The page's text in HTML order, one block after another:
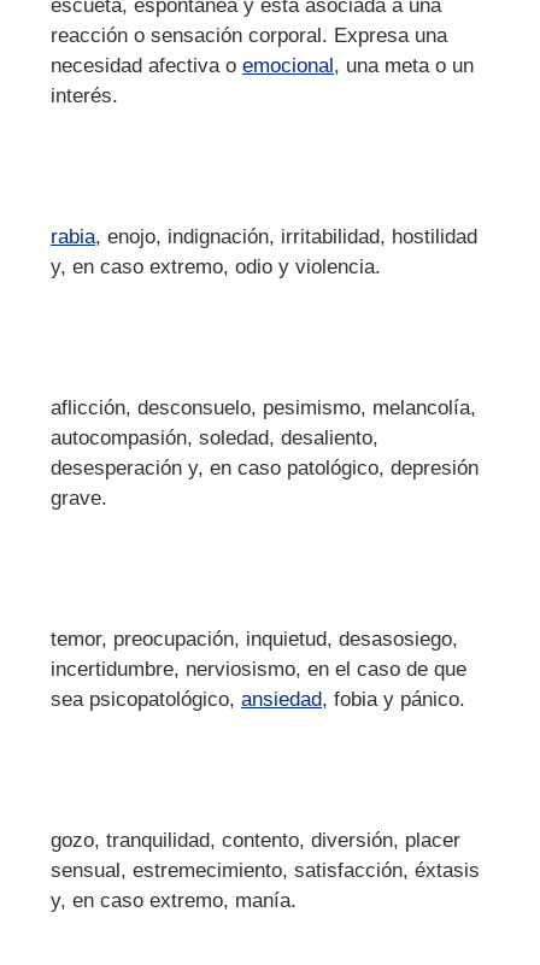
escueta, espontánea y está asociada a una
reacción o sensación corporal. Expresa una
necesidad afectiva o emocional, una meta o un
interés.
rabia, enojo, indignación, irritabilidad, hostilidad
y, en caso extremo, odio y violencia.
aflicción, desconsuelo, pesimismo, melancolía,
autocompasión, soledad, desaliento,
desesperación y, en caso patológico, depresión
grave.
temor, preocupación, inquietud, desasosiego,
incertidumbre, nerviosismo, en el caso de que
sea psicopatológico, ansiedad, fobia y pánico.
gozo, tranquilidad, contento, diversión, placer
sensual, estremecimiento, satisfacción, éxtasis
y, en caso extremo, manía.